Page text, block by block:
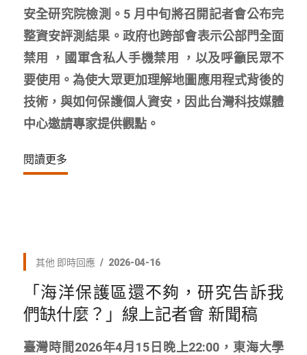
安全研究院檢測。5 月中旬將召開記者會公布完
整資安評測結果。政府也跨部會表示公部門全面
禁用 ，國軍含私人手機禁用 ，以及呼籲民眾不
要使用。為使大眾更加理解地圖應用程式背後的
技術，與如何保護個人資安，因此台灣科技媒體
中心邀請專家提供觀點。
閱讀更多
其他 即時回應 2026-04-16
「海洋保護區還不夠，研究告訴我
們缺什麼？」線上記者會 新聞稿
臺灣時間2026年4月15日晚上22:00，東海大學